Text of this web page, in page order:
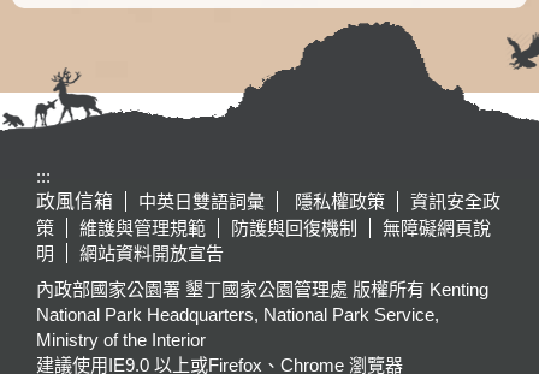
:::
政風信箱
中英日雙語詞彙 隱私權政策
資訊安全政
策
維護與管理規範 防護與回復機制
無障礙網頁說
明
網站資料開放宣告
內政部國家公園署 墾丁國家公園管理處 版權所有 Kenting
National Park Headquarters, National Park Service,
Ministry of the Interior
建議使用IE9.0 以上或Firefox、Chrome 瀏覽器